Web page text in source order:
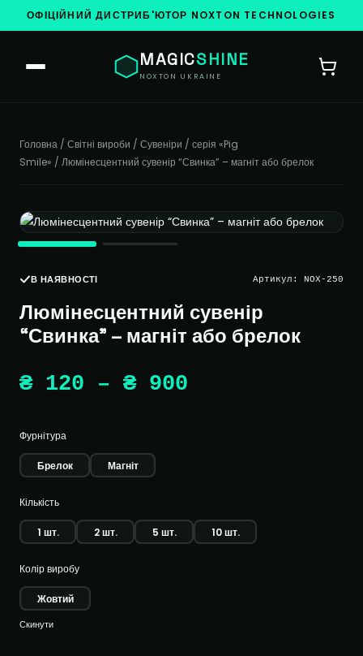
ОФІЦІЙНИЙ ДИСТРИБ'ЮТОР NOXTON TECHNOLOGIES
MAGICSHINE
NOXTON UKRAINE
Головна / Світні вироби / Сувеніри / серія «Pig
Smile» / Люмінесцентний сувенір “Свинка” – магніт або брелок
В НАЯВНОСТІ Артикул: NOX-250
Люмінесцентний сувенір
“Свинка” – магніт або брелок
₴120 – ₴900
до
Фурнітура
Брелок Магніт
Кількість
1 шт. 2 шт. 5 шт. 10 шт.
Колір виробу
Жовтий
Скинути